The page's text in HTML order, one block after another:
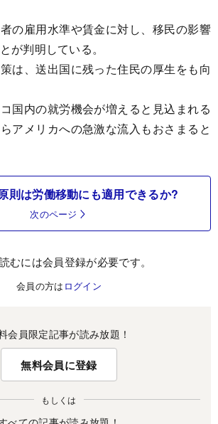
の雇用水準や賃金に対し、移民の影響
が判明している。
は、送出国に残った住民の厚生をも向
国内の就労機会が増えると見込まれる
アメリカへの急激な流入もおさまると
則は労働移動にも適用できるか?
次のページ
むには会員登録が必要です。
会員の方は ログイン
会員限定記事が読み放題！
無料会員に登録
もしくは